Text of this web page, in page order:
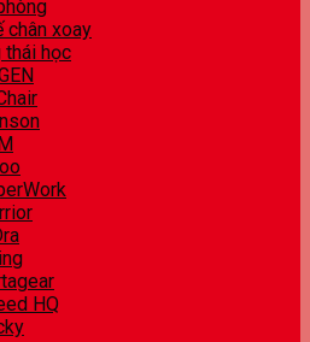
chân xoay
thái học
HQ